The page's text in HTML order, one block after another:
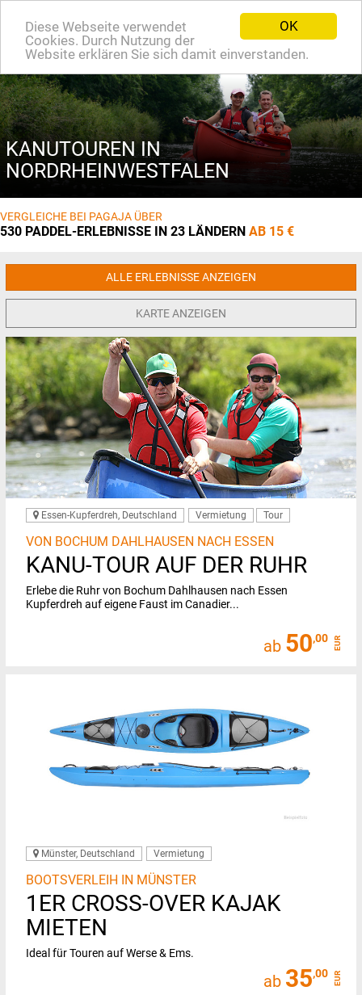
OK
Diese Webseite verwendet
Cookies. Durch Nutzung der
Website erklären Sie sich damit einverstanden.
KANUTOUREN IN
NORDRHEINWESTFALEN
VERGLEICHE BEI PAGAJA ÜBER
530 PADDEL-ERLEBNISSE IN 23 LÄNDERN AB 15 €
ALLE ERLEBNISSE ANZEIGEN
KARTE ANZEIGEN
Essen-Kupferdreh, Deutschland Vermietung Tour
VON BOCHUM DAHLHAUSEN NACH ESSEN
KANU-TOUR AUF DER RUHR
Erlebe die Ruhr von Bochum Dahlhausen nach Essen
Kupferdreh auf eigene Faust im Canadier...
ab 50,00 EUR
Münster, Deutschland Vermietung
BOOTSVERLEIH IN MÜNSTER
1ER CROSS-OVER KAJAK
MIETEN
Ideal für Touren auf Werse & Ems.
ab 35,00 EUR